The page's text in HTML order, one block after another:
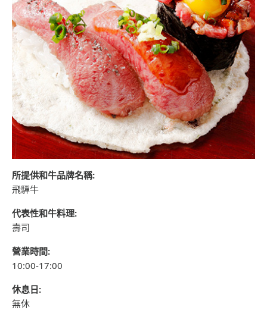
所提供和牛品牌名稱:
飛驒牛
代表性和牛料理:
壽司
營業時間:
10:00-17:00
休息日:
無休